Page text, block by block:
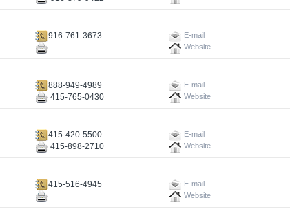
916-761-3673
E-mail
Website
888-949-4989 E-mail
415-765-0430 Website
415-420-5500 E-mail
415-898-2710 Website
415-516-4945
E-mail
Website